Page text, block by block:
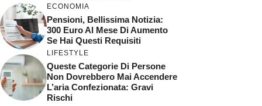
ECONOMIA
Pensioni, Bellissima Notizia:
300 Euro Al Mese Di Aumento
Se Hai Questi Requisiti
LIFESTYLE
Queste Categorie Di Persone
Non Dovrebbero Mai Accendere
L’aria Confezionata: Gravi
Rischi